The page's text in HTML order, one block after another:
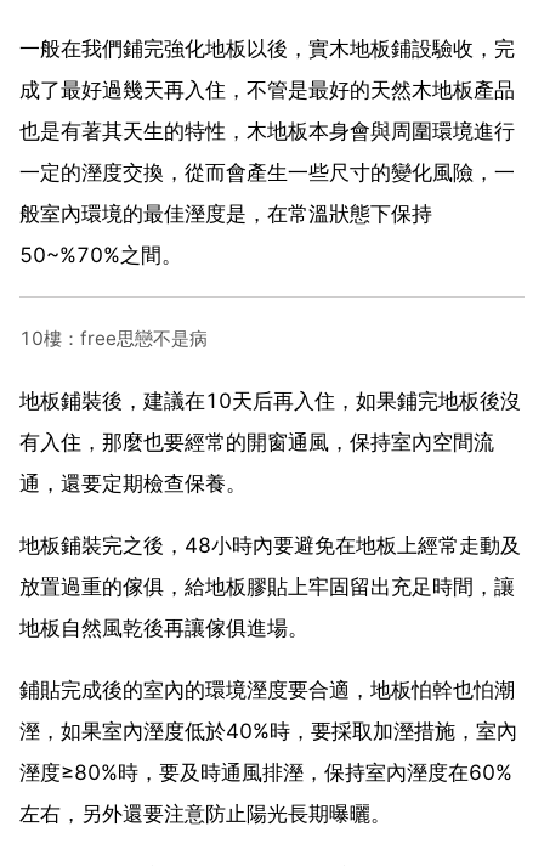
一般在我們鋪完強化地板以後，實木地板鋪設驗收，完
成了最好過幾天再入住，不管是最好的天然木地板產品
也是有著其天生的特性，木地板本身會與周圍環境進行
一定的溼度交換，從而會產生一些尺寸的變化風險，一
般室內環境的最佳溼度是，在常溫狀態下保持
50~%70%之間。
10樓：free思戀不是病
地板鋪裝後，建議在10天后再入住，如果鋪完地板後沒
有入住，那麼也要經常的開窗通風，保持室內空間流
通，還要定期檢查保養。
地板鋪裝完之後，48小時內要避免在地板上經常走動及
放置過重的傢俱，給地板膠貼上牢固留出充足時間，讓
地板自然風乾後再讓傢俱進場。
鋪貼完成後的室內的環境溼度要合適，地板怕幹也怕潮
溼，如果室內溼度低於40%時，要採取加溼措施，室內
溼度≥80%時，要及時通風排溼，保持室內溼度在60%
左右，另外還要注意防止陽光長期曝曬。